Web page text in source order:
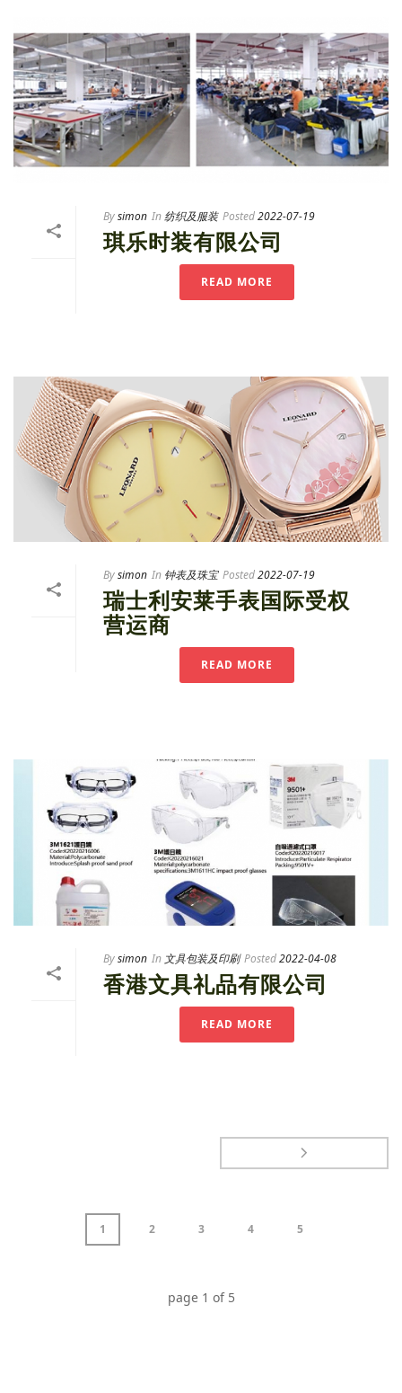
Bysimon In纺织及服装 Posted2022-07-19
琪乐时装有限公司
READ MORE
Bysimon In 钟表及珠宝 Posted2022-07-19
瑞士利安莱手表国际受权
营运商
READ MORE
Bysimon In 文具包装及印刷 Posted2022-04-08
香港文具礼品有限公司
READ MORE
1 2 3 4 5
page 1 of 5